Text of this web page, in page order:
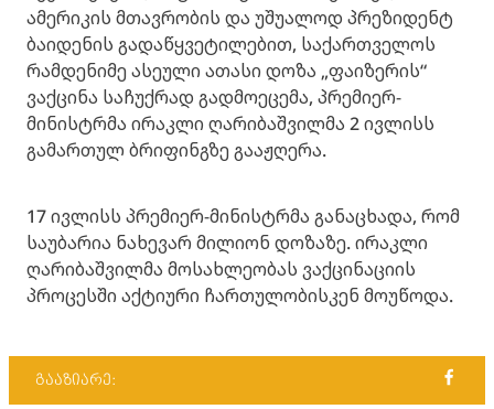
ამერიკის მთავრობის და უშუალოდ პრეზიდენტ
ბაიდენის გადაწყვეტილებით, საქართველოს
რამდენიმე ასეული ათასი დოზა „ფაიზერის“
ვაქცინა საჩუქრად გადმოეცემა, პრემიერ-
მინისტრმა ირაკლი ღარიბაშვილმა 2 ივლისს
გამართულ ბრიფინგზე გააჟღერა.
17 ივლისს პრემიერ-მინისტრმა განაცხადა, რომ
საუბარია ნახევარ მილიონ დოზაზე. ირაკლი
ღარიბაშვილმა მოსახლეობას ვაქცინაციის
პროცესში აქტიური ჩართულობისკენ მოუწოდა.
გააზიარე: